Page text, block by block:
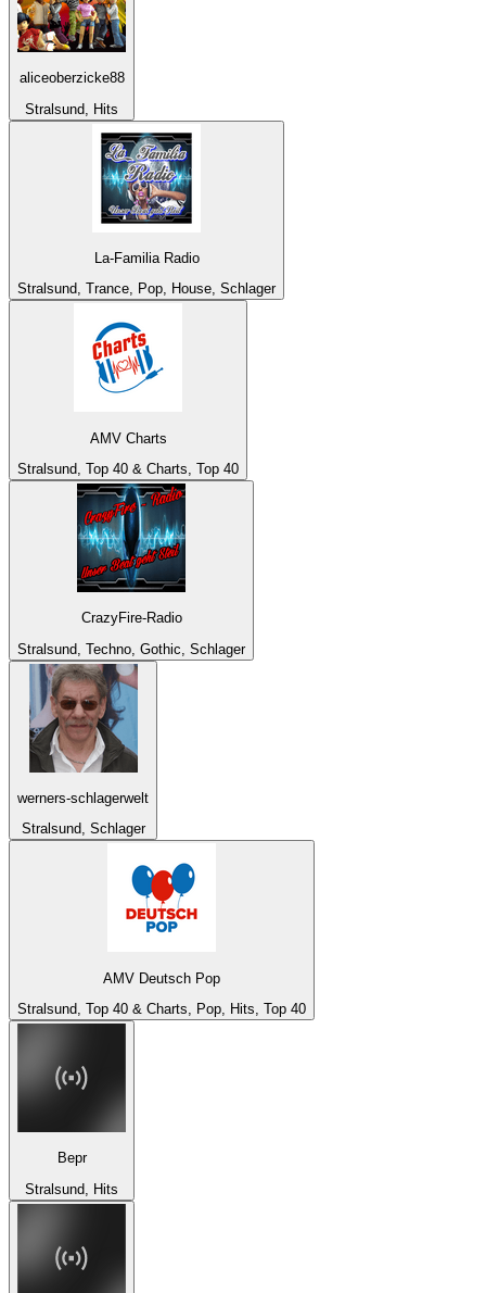
aliceoberzicke88
Stralsund, Hits
La-Familia Radio
Stralsund, Trance, Pop, House, Schlager
AMV Charts
Stralsund, Top 40 & Charts, Top 40
CrazyFire-Radio
Stralsund, Techno, Gothic, Schlager
werners-schlagerwelt
Stralsund, Schlager
AMV Deutsch Pop
Stralsund, Top 40 & Charts, Pop, Hits, Top 40
Bepr
Stralsund, Hits